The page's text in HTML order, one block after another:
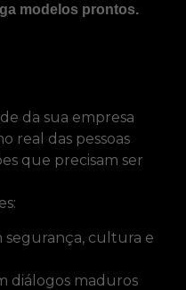
modelos prontos.
da sua empresa
real das pessoas
que precisam ser
segurança, cultura e
diálogos maduros